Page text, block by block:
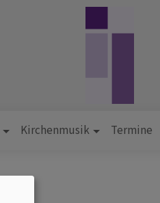
Kirchenmusik Termine